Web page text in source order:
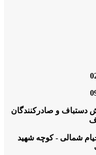
دستباف و صادرکنندگان
شمالی - کوچه شهید